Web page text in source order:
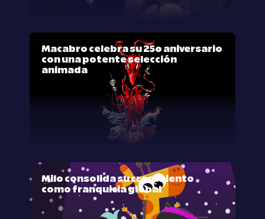
Macabro celebra su 25º aniversario
con una potente selección
animada
Milo consolida su crecimiento
como franquicia global